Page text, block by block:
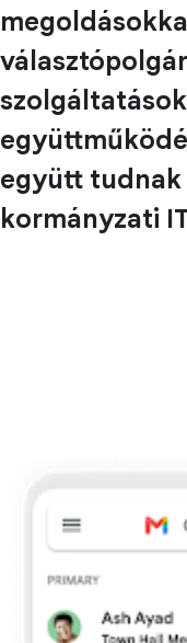
együtt tudnak
kormányzati